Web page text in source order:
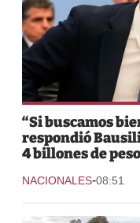
“Si buscamos
respondió
4 billones de
NACIONALES-08:51